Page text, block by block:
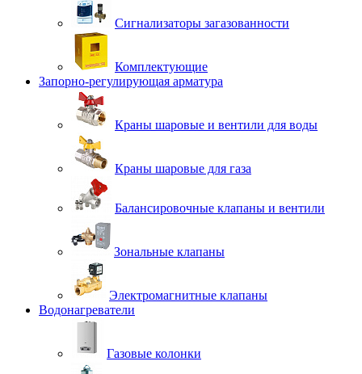
Сигнализаторы загазованности
Комплектующие
Запорно-регулирующая арматура
Краны шаровые и вентили для воды
Краны шаровые для газа
Балансировочные клапаны и вентили
Зональные клапаны
Электромагнитные клапаны
Водонагреватели
Газовые колонки